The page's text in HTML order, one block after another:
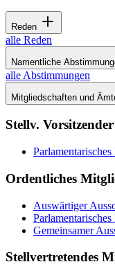
Reden
alle Reden
Namentliche
alle Abstimmungen
Mitgliedschaften und
Stellv. Vorsitzender
Ordentliches
Auswärtiger
Gemeinsamer
Stellvertretendes